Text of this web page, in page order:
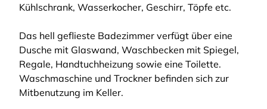
Kühlschrank, Wasserkocher, Geschirr, Töpfe etc.
Das hell geflieste Badezimmer verfügt über eine
Dusche mit Glaswand, Waschbecken mit Spiegel,
Regale, Handtuchheizung sowie eine Toilette.
Waschmaschine und Trockner befinden sich zur
Mitbenutzung im Keller.